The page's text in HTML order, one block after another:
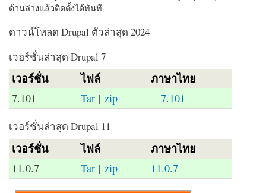
ด้านล่างแล้วติดตั้งได้ทันที
ดาวน์โหลด Drupal ตัวล่าสุด 2024
เวอร์ชั่นล่าสุด Drupal 7
เวอร์ชั่น ไฟล์ ภาษาไทย
7.101 Tar |zip 7.101
เวอร์ชั่นล่าสุด Drupal 11
เวอร์ชั่น ไฟล์ ภาษาไทย
11.0.7 Tar | zip 11.0.7